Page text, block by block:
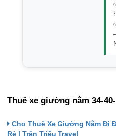
Thuê xe giường nằm 34-
Cho Thuê Xe Giường Nằm Đi
Rẻ | Trân Triều Travel